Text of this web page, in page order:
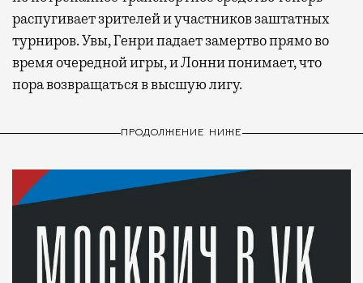
распугивает зрителей и участников заштатных
турниров. Увы, Генри падает замертво прямо во
время очередной игры, и Лонни понимает, что
пора возвращаться в высшую лигу.
ПРОДОЛЖЕНИЕ НИЖЕ